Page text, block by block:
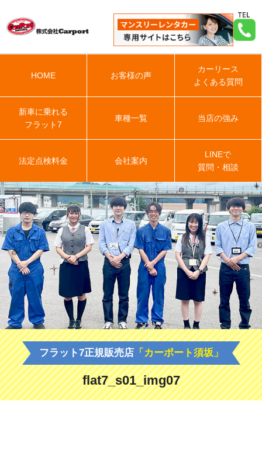
HOME お客様の声
カーリース
よくある質問
新車に乗れる
フラット7
車種一覧 当店の強み
法定点検料金 会社案内
LINEで
質問・相談
フラット7正規販売店「カーポート須坂」
flat7_s01_img07